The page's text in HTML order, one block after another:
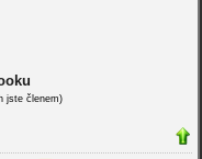
jste členem)